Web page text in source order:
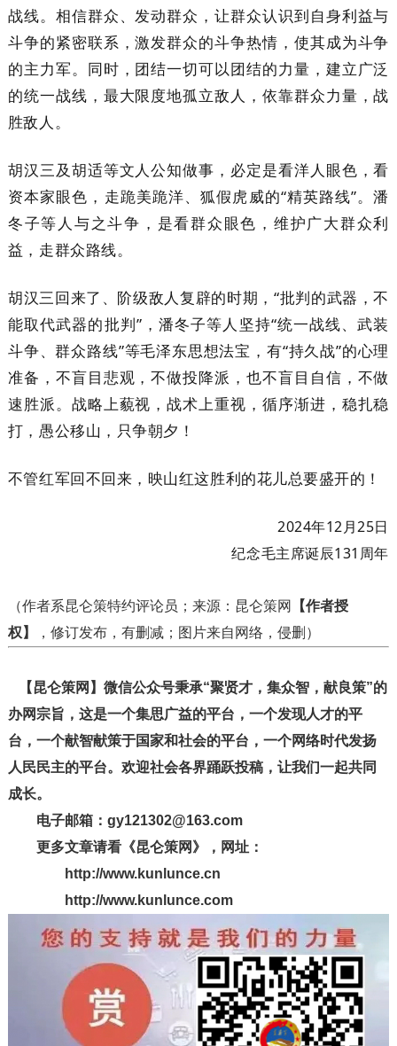
战线。相信群众、发动群众，让群众认识到自身利益与
斗争的紧密联系，激发群众的斗争热情，使其成为斗争
的主力军。同时，团结一切可以团结的力量，建立广泛
的统一战线，最大限度地孤立敌人，依靠群众力量，战
胜敌人。
胡汉三及胡适等文人公知做事，必定是看洋人眼色，看
资本家眼色，走跪美跪洋、狐假虎威的“精英路线”。潘
冬子等人与之斗争，是看群众眼色，维护广大群众利
益，走群众路线。
胡汉三回来了、阶级敌人复辟的时期，“批判的武器，不
能取代武器的批判”，潘冬子等人坚持“统一战线、武装
斗争、群众路线”等毛泽东思想法宝，有“持久战”的心理
准备，不盲目悲观，不做投降派，也不盲目自信，不做
速胜派。战略上藐视，战术上重视，循序渐进，稳扎稳
打，愚公移山，只争朝夕！
不管红军回不回来，映山红这胜利的花儿总要盛开的！
2024年12月25日
纪念毛主席诞辰131周年
（作者系昆仑策特约评论员；来源：昆仑策网
【作者授
权】
，修订发布，有删减；图片来自网络，侵删）
【昆仑策网】微信公众号秉承“聚贤才，集众智，献良策”的
办网宗旨，这是一个集思广益的平台，一个发现人才的平
台，一个献智献策于国家和社会的平台，一个网络时代发扬
人民民主的平台。欢迎社会各界踊跃投稿，让我们一起共同
成长。
电子邮箱：gy121302@163.com
更多文章请看《昆仑策网》，网址：
http://www.kunlunce.cn
http://www.kunlunce.com